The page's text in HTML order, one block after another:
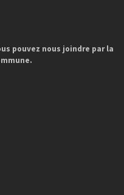
pouvez nous joindre par la